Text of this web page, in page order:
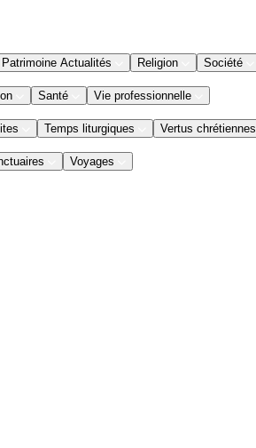
Patrimoine Actualités Religion Société
Santé Vie professionnelle
Temps liturgiques Vertus chrétiennes
Voyages